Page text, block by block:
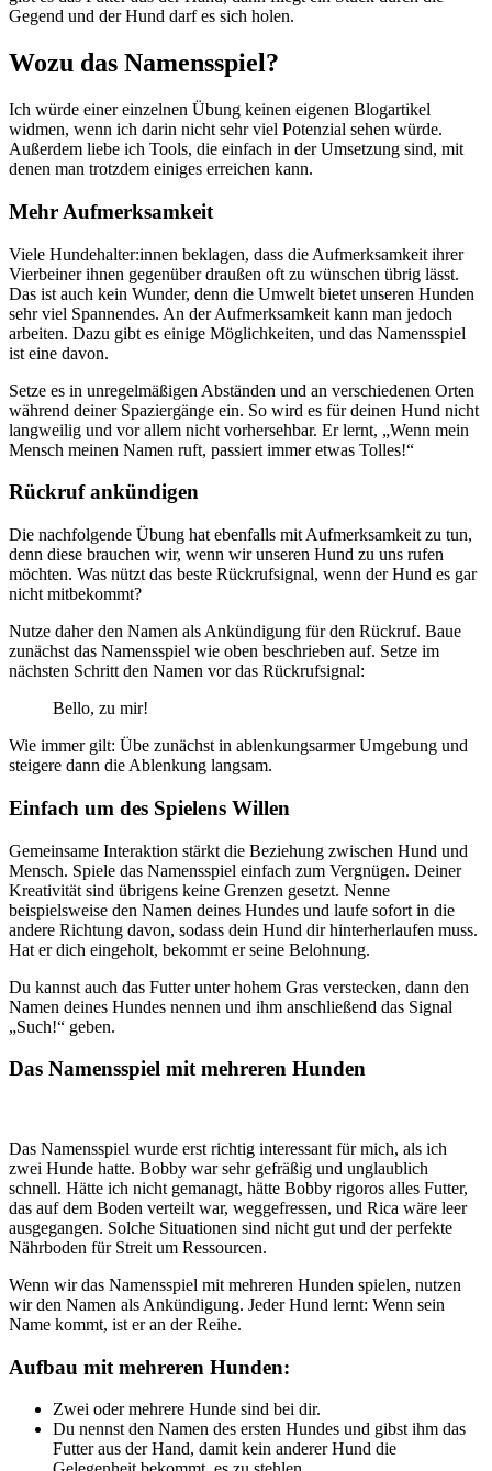
Gegend und der Hund darf es sich holen.
Wozu das Namensspiel?
Ich würde einer einzelnen Übung keinen eigenen Blogartikel
widmen, wenn ich darin nicht sehr viel Potenzial sehen würde.
Außerdem liebe ich Tools, die einfach in der Umsetzung sind, mit
denen man trotzdem einiges erreichen kann.
Mehr Aufmerksamkeit
Viele Hundehalter:innen beklagen, dass die Aufmerksamkeit ihrer
Vierbeiner ihnen gegenüber draußen oft zu wünschen übrig lässt.
Das ist auch kein Wunder, denn die Umwelt bietet unseren Hunden
sehr viel Spannendes. An der Aufmerksamkeit kann man jedoch
arbeiten. Dazu gibt es einige Möglichkeiten, und das Namensspiel
ist eine davon.
Setze es in unregelmäßigen Abständen und an verschiedenen Orten
während deiner Spaziergänge ein. So wird es für deinen Hund nicht
langweilig und vor allem nicht vorhersehbar. Er lernt, „Wenn mein
Mensch meinen Namen ruft, passiert immer etwas Tolles!“
Rückruf ankündigen
Die nachfolgende Übung hat ebenfalls mit Aufmerksamkeit zu tun,
denn diese brauchen wir, wenn wir unseren Hund zu uns rufen
möchten. Was nützt das beste Rückrufsignal, wenn der Hund es gar
nicht mitbekommt?
Nutze daher den Namen als Ankündigung für den Rückruf. Baue
zunächst das Namensspiel wie oben beschrieben auf. Setze im
nächsten Schritt den Namen vor das Rückrufsignal:
Bello, zu mir!
Wie immer gilt: Übe zunächst in ablenkungsarmer Umgebung und
steigere dann die Ablenkung langsam.
Einfach um des Spielens Willen
Gemeinsame Interaktion stärkt die Beziehung zwischen Hund und
Mensch. Spiele das Namensspiel einfach zum Vergnügen. Deiner
Kreativität sind übrigens keine Grenzen gesetzt. Nenne
beispielsweise den Namen deines Hundes und laufe sofort in die
andere Richtung davon, sodass dein Hund dir hinterherlaufen muss.
Hat er dich eingeholt, bekommt er seine Belohnung.
Du kannst auch das Futter unter hohem Gras verstecken, dann den
Namen deines Hundes nennen und ihm anschließend das Signal
„Such!“ geben.
Das Namensspiel mit mehreren Hunden
Das Namensspiel wurde erst richtig interessant für mich, als ich
zwei Hunde hatte. Bobby war sehr gefräßig und unglaublich
schnell. Hätte ich nicht gemanagt, hätte Bobby rigoros alles Futter,
das auf dem Boden verteilt war, weggefressen, und Rica wäre leer
ausgegangen. Solche Situationen sind nicht gut und der perfekte
Nährboden für Streit um Ressourcen.
Wenn wir das Namensspiel mit mehreren Hunden spielen, nutzen
wir den Namen als Ankündigung. Jeder Hund lernt: Wenn sein
Name kommt, ist er an der Reihe.
Aufbau mit mehreren Hunden:
Zwei oder mehrere Hunde sind bei dir.
Du nennst den Namen des ersten Hundes und gibst ihm das
Futter aus der Hand, damit kein anderer Hund die